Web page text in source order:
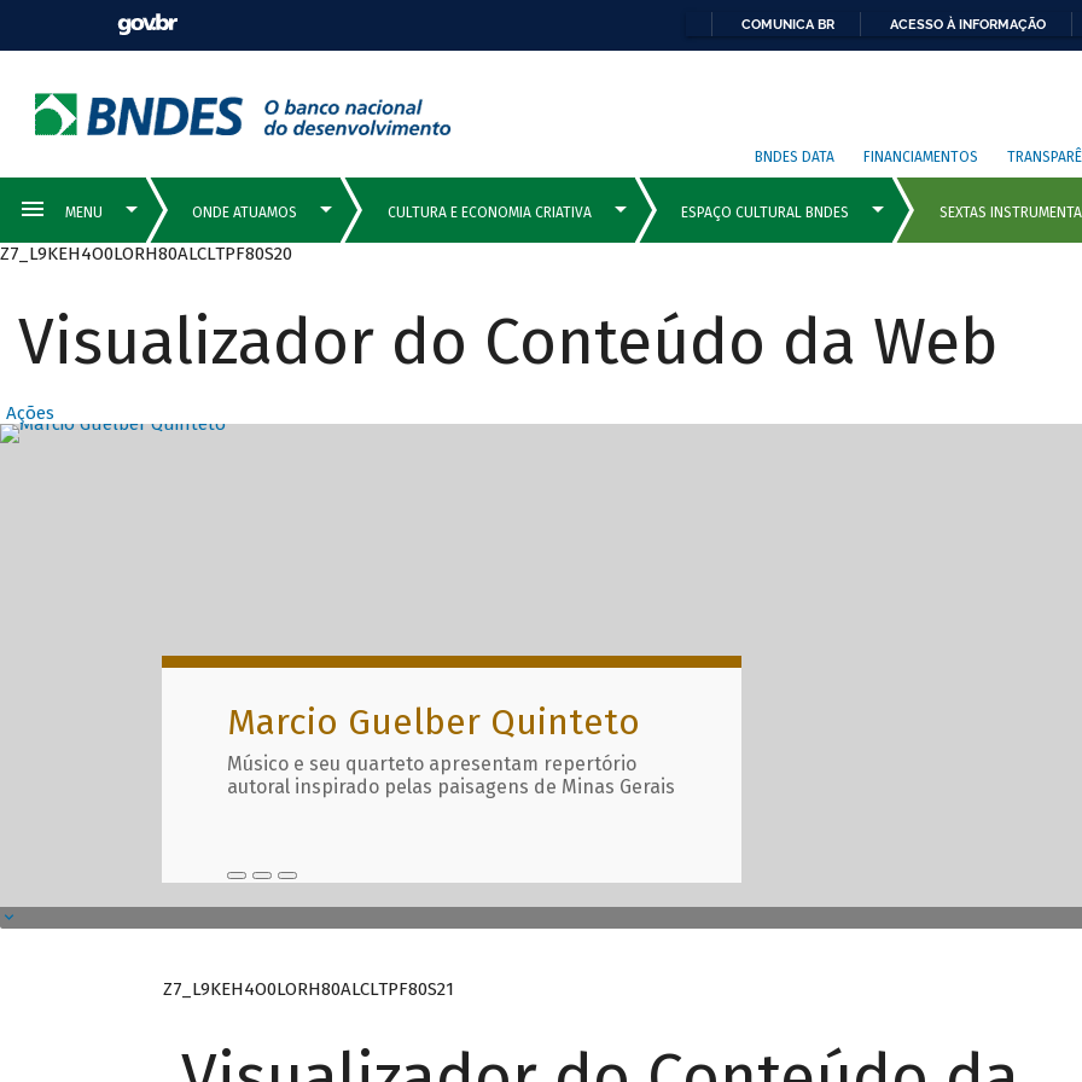
COMUNICA BR ACESSO À INFORMAÇÃO
BNDES DATA FINANCIAMENTOS
Z7_L9KEH4O0LORH80ALCLTPF80S20
Visualizador do Conteúdo da Web
Ações
Destaques Principais com
Marcio Guelber Quinteto
Músico e seu quarteto apresentam repertório
autoral inspirado pelas paisagens de Minas Gerais
Z7_L9KEH4O0LORH80ALCLTPF80S21